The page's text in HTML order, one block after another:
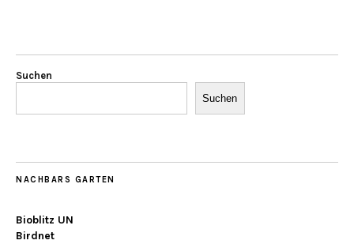
Suchen
Suchen
NACHBARS GARTEN
Bioblitz UN
Birdnet